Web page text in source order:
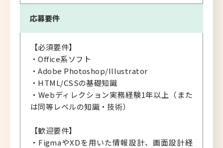
応募要件
【必須要件】
・Office系ソフト
・Adobe Photoshop/Illustrator
・HTML/CSSの基礎知識
・Webディレクション実務経験1年以上（また
は同等レベルの知識・技術）
【歓迎要件】
・FigmaやXDを用いた情報設計、画面設計経